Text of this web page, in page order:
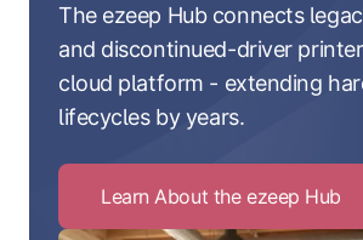
The ezeep Hub connects
and discontinued-driver
cloud platform - extending
lifecycles by years.
Learn About the ezeep Hub
to